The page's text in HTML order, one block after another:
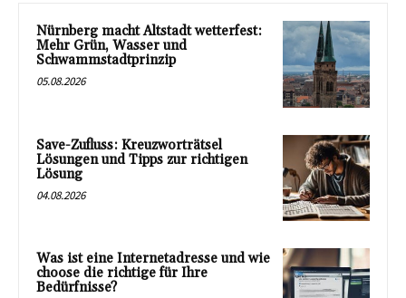
Nürnberg macht Altstadt wetterfest:
Mehr Grün, Wasser und
Schwammstadtprinzip
05.08.2026
Save-Zufluss: Kreuzworträtsel
Lösungen und Tipps zur richtigen
Lösung
04.08.2026
Was ist eine Internetadresse und wie
choose die richtige für Ihre
Bedürfnisse?